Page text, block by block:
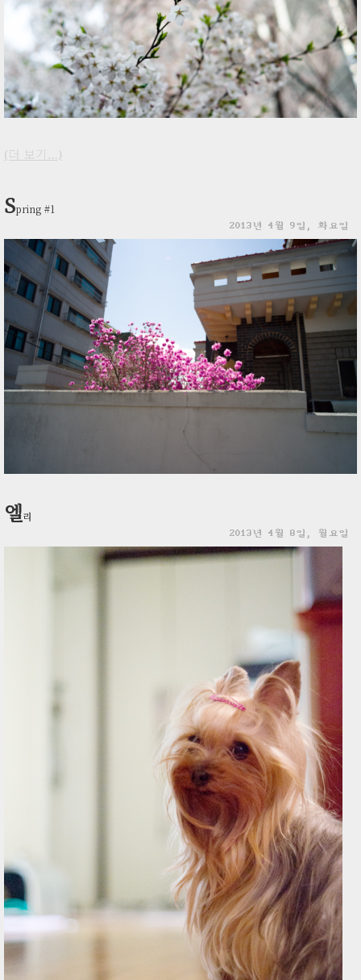
(더 보기…)
Spring #1
2013년 4월 9일, 화요일
엘리
2013년 4월 8일, 월요일